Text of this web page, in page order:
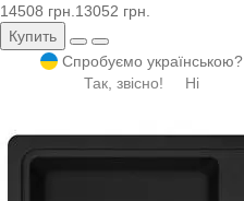
14508 грн. 13052 грн.
Купить
Спробуємо українською?
Так, звісно!
Ні